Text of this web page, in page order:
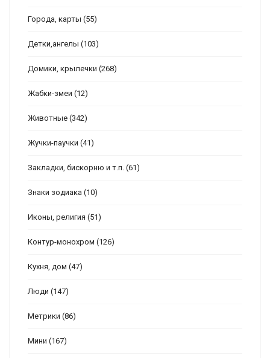
Города, карты (55)
Детки,ангелы (103)
Домики, крылечки (268)
Жабки-змеи (12)
Животные (342)
Жучки-паучки (41)
Закладки, бискорню и т.п. (61)
Знаки зодиака (10)
Иконы, религия (51)
Контур-монохром (126)
Кухня, дом (47)
Люди (147)
Метрики (86)
Мини (167)